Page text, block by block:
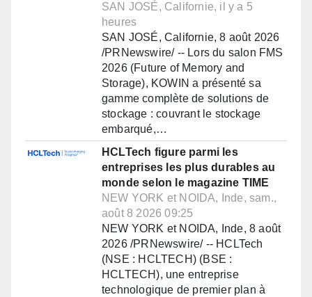
SAN JOSÉ, Californie, il y a 5
heures
SAN JOSÉ, Californie, 8 août 2026
/PRNewswire/ -- Lors du salon FMS
2026 (Future of Memory and
Storage), KOWIN a présenté sa
gamme complète de solutions de
stockage : couvrant le stockage
embarqué,…
HCLTech figure parmi les
entreprises les plus durables au
monde selon le magazine TIME
NEW YORK et NOIDA, Inde, sam.,
août 8 2026 09:25
NEW YORK et NOIDA, Inde, 8 août
2026 /PRNewswire/ -- HCLTech
(NSE : HCLTECH) (BSE :
HCLTECH), une entreprise
technologique de premier plan à